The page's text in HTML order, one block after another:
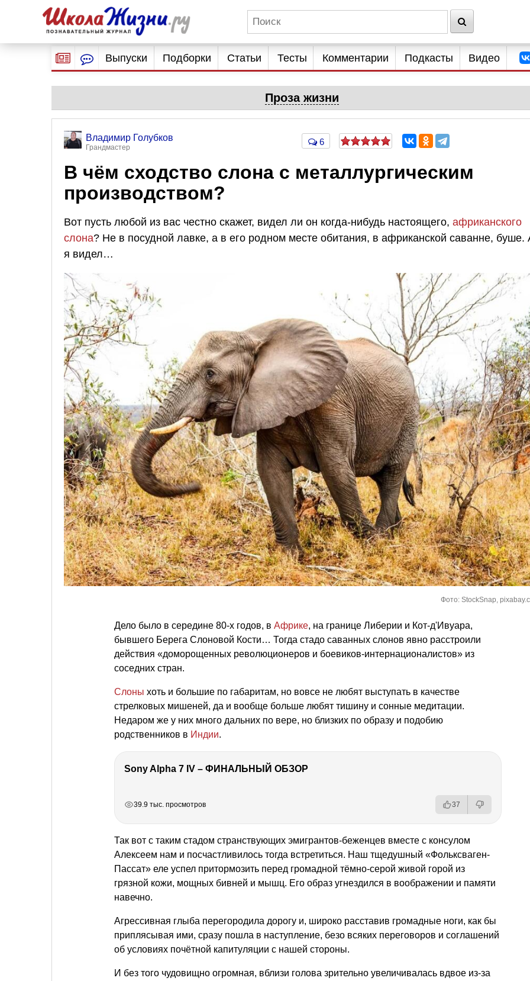
Выпуски Подборки Статьи Тесты Комментарии Подкасты Видео
Проза жизни
Владимир Голубков
Грандмастер
6
В чём сходство слона с металлургическим
производством?
Вот пусть любой из вас честно скажет, видел ли он когда-нибудь настоящего, африканского
слона? Не в посудной лавке, а в его родном месте обитания, в африканской саванне, буше.
я видел…
Фото: StockSnap,
Дело было в середине 80-х годов, в Африке, на границе Либерии и Кот-д'Ивуара,
бывшего Берега Слоновой Кости… Тогда стадо саванных слонов явно расстроили
действия «доморощенных революционеров и боевиков-интернационалистов» из
соседних стран.
Слоны хоть и большие по габаритам, но вовсе не любят выступать в качестве
стрелковых мишеней, да и вообще больше любят тишину и сонные медитации.
Недаром же у них много дальних по вере, но близких по образу и подобию
родственников в Индии.
Sony Alpha 7 IV – ФИНАЛЬНЫЙ ОБЗОР
39.9 тыс. просмотров 37
Так вот с таким стадом странствующих эмигрантов-беженцев вместе с консулом
Алексеем нам и посчастливилось тогда встретиться. Наш тщедушный «Фольксваген-
Пассат» еле успел притормозить перед громадной тёмно-серой живой горой из
грязной кожи, мощных бивней и мышц. Его образ угнездился в воображении и памяти
навечно.
Агрессивная глыба перегородила дорогу и, широко расставив громадные ноги, как бы
приплясывая ими, сразу пошла в наступление, безо всяких переговоров и соглашений
об условиях почётной капитуляции с нашей стороны.
И без того чудовищно огромная, вблизи голова зрительно увеличивалась вдвое из-за